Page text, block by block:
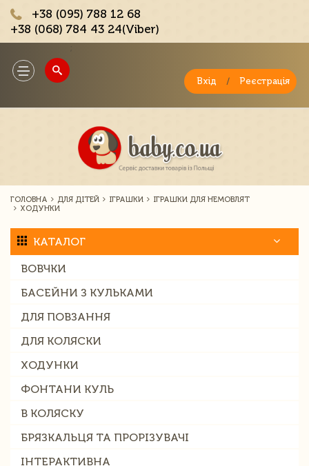
+38 (095) 788 12 68
+38 (068) 784 43 24(Viber)
Toggle
navigation
Вхід / Реєстрація
ГОЛОВНА ДЛЯ ДІТЕЙ ІГРАШКИ
ІГРАШКИ ДЛЯ НЕМОВЛЯТ
ХОДУНКИ
КАТАЛОГ
ВОВЧКИ
БАСЕЙНИ З КУЛЬКАМИ
ДЛЯ ПОВЗАННЯ
ДЛЯ КОЛЯСКИ
ХОДУНКИ
ФОНТАНИ КУЛЬ
В КОЛЯСКУ
БРЯЗКАЛЬЦЯ ТА ПРОРІЗУВАЧІ
ІНТЕРАКТИВНА